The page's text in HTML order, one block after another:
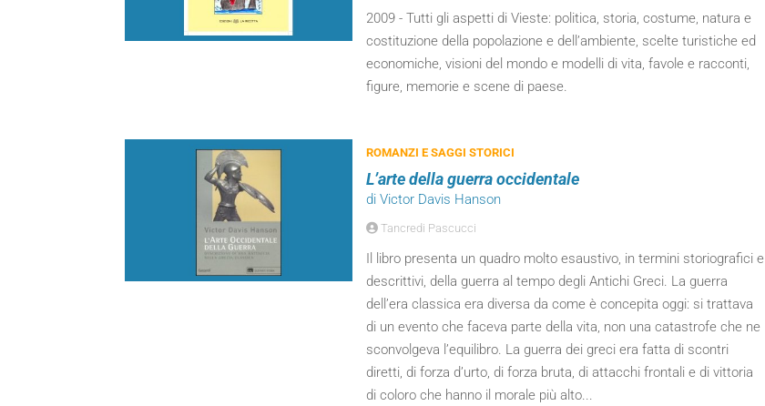
2009 - Tutti gli aspetti di Vieste: politica, storia, costume, natura e
costituzione della popolazione e dell’ambiente, scelte turistiche ed
economiche, visioni del mondo e modelli di vita, favole e racconti,
figure, memorie e scene di paese.
ROMANZI E SAGGI STORICI
L’arte della guerra occidentale
di Victor Davis Hanson
Tancredi Pascucci
Il libro presenta un quadro molto esaustivo, in termini storiografici e
descrittivi, della guerra al tempo degli Antichi Greci. La guerra
dell’era classica era diversa da come è concepita oggi: si trattava
di un evento che faceva parte della vita, non una catastrofe che ne
sconvolgeva l’equilibro. La guerra dei greci era fatta di scontri
diretti, di forza d’urto, di forza bruta, di attacchi frontali e di vittoria
di coloro che hanno il morale più alto...